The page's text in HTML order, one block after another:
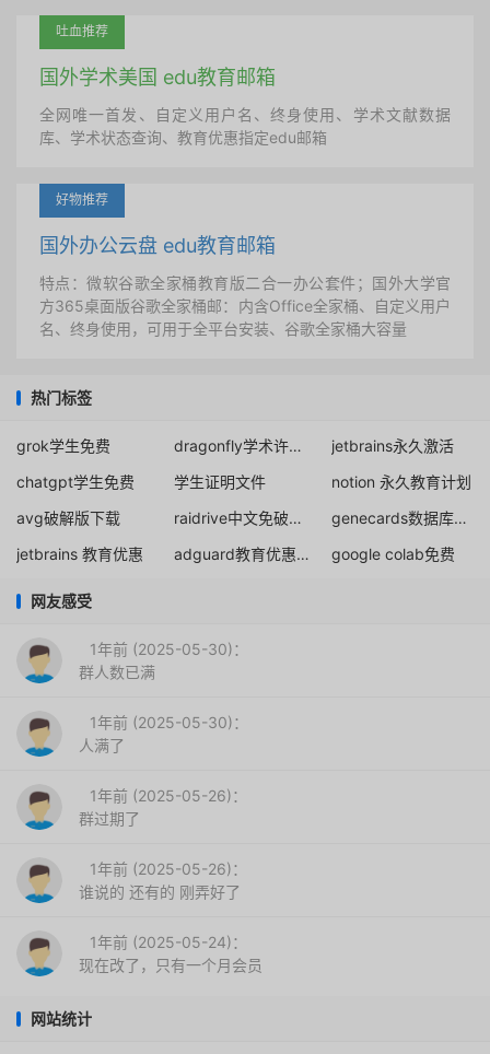
吐血推荐
国外学术美国 edu教育邮箱
全网唯一首发、自定义用户名、终身使用、学术文献数据
库、学术状态查询、教育优惠指定edu邮箱
好物推荐
国外办公云盘 edu教育邮箱
特点：微软谷歌全家桶教育版二合一办公套件；国外大学官
方365桌面版谷歌全家桶邮：内含Office全家桶、自定义用户
名、终身使用，可用于全平台安装、谷歌全家桶大容量
热门标签
grok学生免费 dragonfly学术许可证
jetbrains永久激活
chatgpt学生免费
学生证明文件
notion 永久教育计划
avg破解版下载
raidrive中文免破解版
genecards数据库个人注册方法
jetbrains 教育优惠
adguard教育优惠正版终身授权 google colab免费
网友感受
1年前 (2025-05-30)：
群人数已满
1年前 (2025-05-30)：
人满了
1年前 (2025-05-26)：
群过期了
1年前 (2025-05-26)：
谁说的 还有的 刚弄好了
1年前 (2025-05-24)：
现在改了，只有一个月会员
网站统计